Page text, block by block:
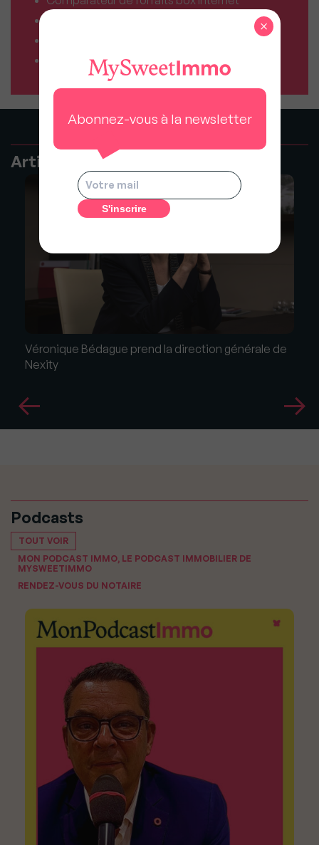
Comparateur d’assurances
Articles recommandés
Véronique Bédague prend la direction générale de
Nexity
Podcasts
TOUT VOIR
MON PODCAST IMMO, LE PODCAST IMMOBILIER DE
MYSWEETIMMO
RENDEZ-VOUS DU NOTAIRE
Abonnez-vous à la newsletter
×